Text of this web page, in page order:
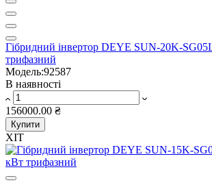
Гібридний інвертор DEYE SUN-20K-
трифазний
Модель:92587
В наявності
156000.00 ₴
Купити
ХІТ